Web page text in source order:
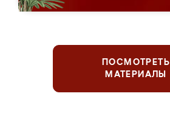
ПОСМОТРЕТЬ
МАТЕРИАЛЫ